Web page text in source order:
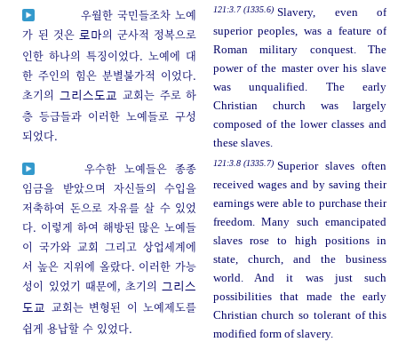
우월한 국민들조차 노예
가 된 것은 로마의 군사적 정복으로
인한 하나의 특징이었다. 노예에 대
한 주인의 힘은 분별불가적 이었다.
초기의
그리스도교 교회는 주로 하
층 등급들과 이러한 노예들로 구성
되었다.
121:3.7 (1335.6) Slavery, even of
superior peoples, was a feature of
Roman military conquest. The
power of the master over his slave
was unqualified. The early
Christian church was largely
composed of the lower classes and
these slaves.
우수한 노예들은 종종
임금을 받았으며 자신들의 수입을
저축하여 돈으로 자유를 살 수 있었
다. 이렇게 하여 해방된 많은 노예들
이 국가와 교회 그리고 상업세계에
서 높은 지위에 올랐다. 이러한 가능
성이 있었기 때문에, 초기의
그리스
도교
교회는 변형된 이 노예제도를
쉽게 용납할 수 있었다.
121:3.8 (1335.7) Superior slaves often
received wages and by saving their
earnings were able to purchase their
freedom. Many such emancipated
slaves rose to high positions in
state, church, and the business
world. And it was just such
possibilities that made the early
Christian church so tolerant of this
modified form of slavery.